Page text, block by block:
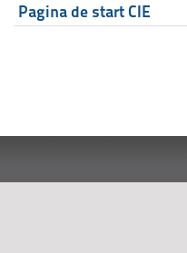
Pagina de start CIE